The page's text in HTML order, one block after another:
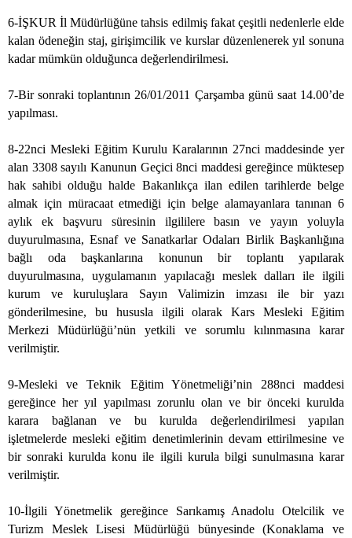
6-İŞKUR İl Müdürlüğüne tahsis edilmiş fakat çeşitli nedenlerle elde
kalan ödeneğin staj, girişimcilik ve kurslar düzenlenerek yıl sonuna
kadar mümkün olduğunca değerlendirilmesi.
7-Bir sonraki toplantının 26/01/2011 Çarşamba günü saat 14.00’de
yapılması.
8-22nci Mesleki Eğitim Kurulu Karalarının 27nci maddesinde yer
alan 3308 sayılı Kanunun Geçici 8nci maddesi gereğince müktesep
hak sahibi olduğu halde Bakanlıkça ilan edilen tarihlerde belge
almak için müracaat etmediği için belge alamayanlara tanınan 6
aylık ek başvuru süresinin ilgililere basın ve yayın yoluyla
duyurulmasına, Esnaf ve Sanatkarlar Odaları Birlik Başkanlığına
bağlı oda başkanlarına konunun bir toplantı yapılarak
duyurulmasına, uygulamanın yapılacağı meslek dalları ile ilgili
kurum ve kuruluşlara Sayın Valimizin imzası ile bir yazı
gönderilmesine, bu hususla ilgili olarak Kars Mesleki Eğitim
Merkezi Müdürlüğü’nün yetkili ve sorumlu kılınmasına karar
verilmiştir.
9-Mesleki ve Teknik Eğitim Yönetmeliği’nin 288nci maddesi
gereğince her yıl yapılması zorunlu olan ve bir önceki kurulda
karara bağlanan ve bu kurulda değerlendirilmesi yapılan
işletmelerde mesleki eğitim denetimlerinin devam ettirilmesine ve
bir sonraki kurulda konu ile ilgili kurula bilgi sunulmasına karar
verilmiştir.
10-İlgili Yönetmelik gereğince Sarıkamış Anadolu Otelcilik ve
Turizm Meslek Lisesi Müdürlüğü bünyesinde (Konaklama ve